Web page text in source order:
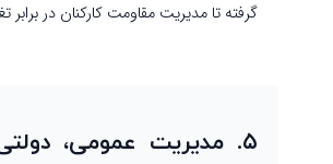
گرفته تا مدیریت مقاومت کارکنان در برابر
۵. مدیریت عمومی،